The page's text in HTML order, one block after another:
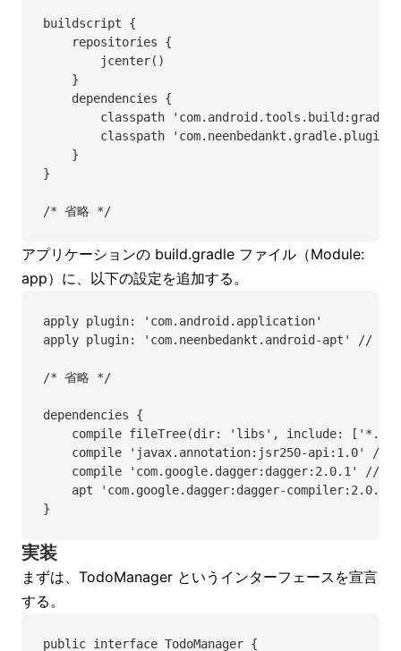
buildscript {
    repositories {
        jcenter()
    }
    dependencies {
classpath
classpath
    }
}
/* 省略 */
アプリケーションの build.gradle ファイル（Module:
app）に、以下の設定を追加する。
apply plugin: 'com.android.application'
apply plugin: 'com.neenbedankt.android-apt' // 追
/* 省略 */
dependencies {
compile fileTree(dir: 'libs', include:
compile 'javax.annotation:jsr250-api:1.0' //
compile 'com.google.dagger:dagger:2.0.1' // 追
apt 'com.google.dagger:dagger-compiler:2.0.1'
}
実装
まずは、TodoManager というインターフェースを宣言
する。
public interface TodoManager {